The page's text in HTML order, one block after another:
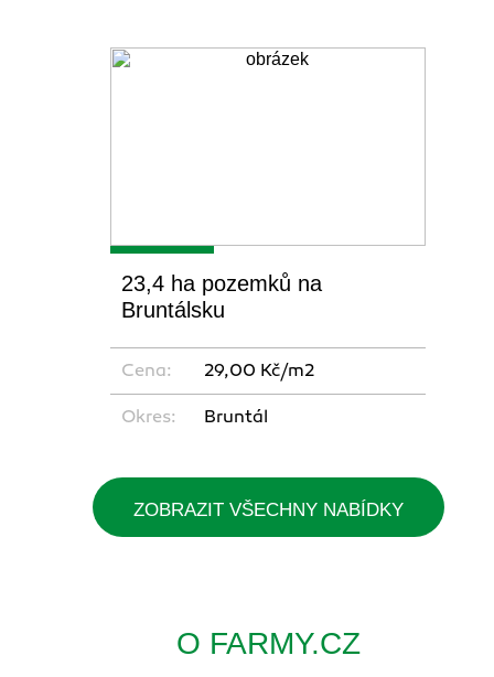
23,4 ha pozemků na
Bruntálsku
Cena: 29,00 Kč/m2
Okres: Bruntál
ZOBRAZIT VŠECHNY NABÍDKY
O FARMY.CZ